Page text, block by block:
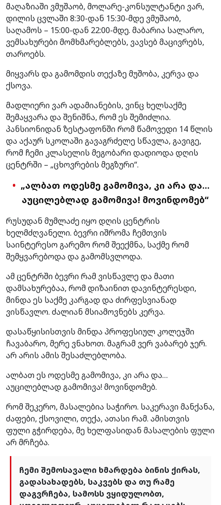
მაღაზიაში ვმუშაობ, მოლარე-კონსულტანტი ვარ,
დილის ცვლაში 8:30-დან 15:30-მდე ვმუშაობ,
საღამოს – 15:00-დან 22:00-მდე. მაბარია სალარო,
ვემსახურები მომხმარებლებს, ვავსებ მაცივრებს,
თაროებს.
მიყვარს და გამომდის თექაზე მუშობა, კერვა და
ქსოვა.
მადლიერი ვარ ადამიანების, ვინც ხელსაქმე
შემაყვარა და შენიშნა, რომ ეს შემიძლია.
პანსიონიდან ზესტაფონში რომ წამოვედი 14 წლის
და აქაურ სკოლაში გავაგრძელე სწავლა, გავიგე,
რომ ჩემი კლასელის მეგობარი დადიოდა დღის
ცენტრში – „ცხოვრების მეგზური“.
„ალბათ ოდესმე გამომივა, კი არა და…
აუცილებლად გამომივა! მოვინდომებ“
რუსუდან მუმლაძე იყო დღის ცენტრის
ხელმძღვანელი. ბევრი იშრომა ჩემთვის
საინტერესო გარემო რომ შეექმნა, საქმე რომ
შემყვარებოდა და გამომსვლოდა.
ამ ცენტრში ბევრი რამ ვისწავლე და მათი
დამსახურებაა, რომ დიზაინით დავინტერესდი,
მინდა ეს საქმე კარგად და ძირფესვიანად
ვისწავლო. ძალიან მსიამოვნებს კერვა.
დასაწყისისთვის მინდა პროფესიულ კოლეჯში
ჩავაბარო, მერე ვნახოთ. მაგრამ ვერ ვაბარებ ჯერ.
არ არის ამის შესაძლებლობა.
ალბათ ეს ოდესმე გამომივა, კი არა და…
აუცილებლად გამომივა! მოვინდომებ.
რომ შეკერო, მასალებია საჭირო. საკერავი მანქანა,
ძაფები, ქსოვილი, თექა, ათასი რამ. ამისთვის
ფული გჭირდება, მე ხელფასიდან მასალების ფული
არ მრჩება.
ჩემი შემოსავალი ხმარდება ბინის ქირას,
გადასახადებს, საკვებს და თუ რამე
დაგვრჩება, სამოსს ვყიდულობთ,